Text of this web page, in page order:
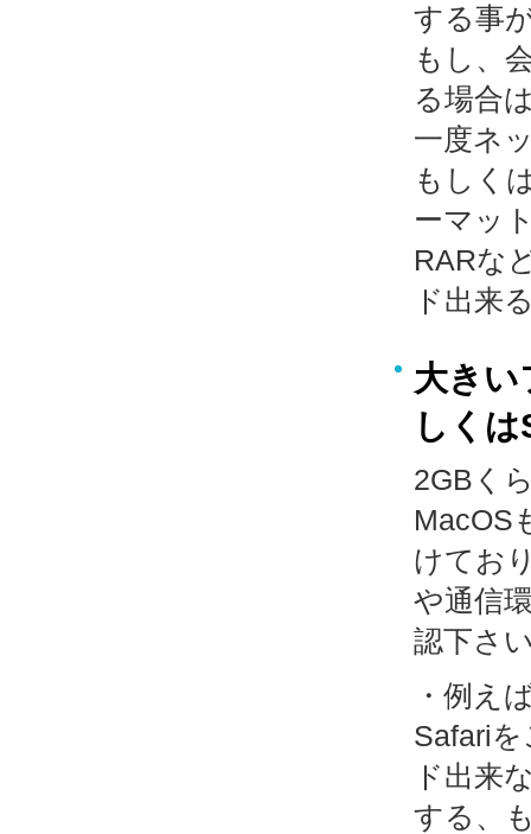
する事
もし、
る場合
一度ネ
もしく
ーマッ
RARな
ド出来
大きい
しく
2GBく
MacOS
けてお
や通信
認下さ
・例え
Safari
ド出来
する、